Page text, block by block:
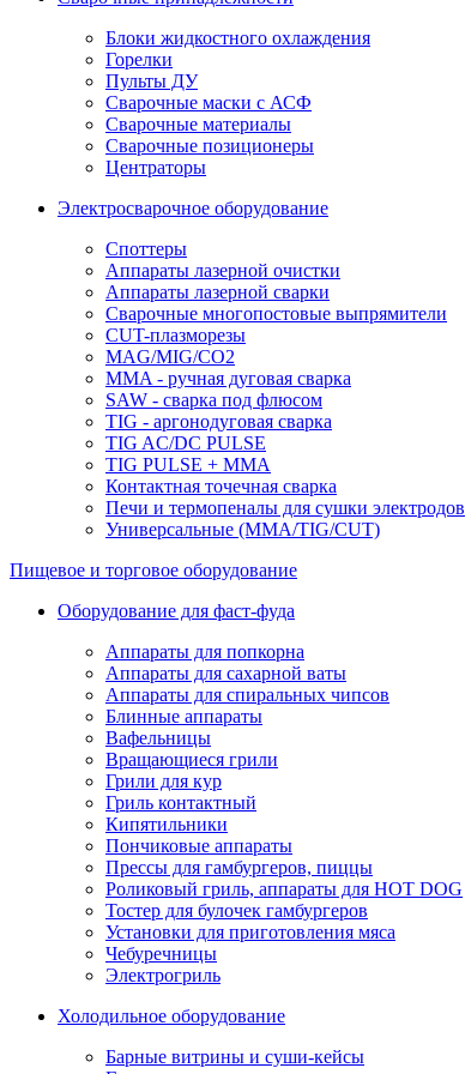
Блоки жидкостного охлаждения
Горелки
Пульты ДУ
Сварочные маски с АСФ
Сварочные материалы
Сварочные позиционеры
Центраторы
Электросварочное оборудование
Споттеры
Аппараты лазерной очистки
Аппараты лазерной сварки
Сварочные многопостовые выпрямители
CUT-плазморезы
MAG/MIG/CO2
MMA - ручная дуговая сварка
SAW - сварка под флюсом
TIG - аргонодуговая сварка
TIG AC/DC PULSE
TIG PULSE + MMA
Контактная точечная сварка
Печи и термопеналы для сушки электродов
Универсальные (MMA/TIG/CUT)
Пищевое и торговое оборудование
Оборудование для фаст-фуда
Аппараты для попкорна
Аппараты для сахарной ваты
Аппараты для спиральных чипсов
Блинные аппараты
Вафельницы
Вращающиеся грили
Грили для кур
Гриль контактный
Кипятильники
Пончиковые аппараты
Прессы для гамбургеров, пиццы
Роликовый гриль, аппараты для HOT DOG
Тостер для булочек гамбургеров
Установки для приготовления мяса
Чебуречницы
Электрогриль
Холодильное оборудование
Барные витрины и суши-кейсы